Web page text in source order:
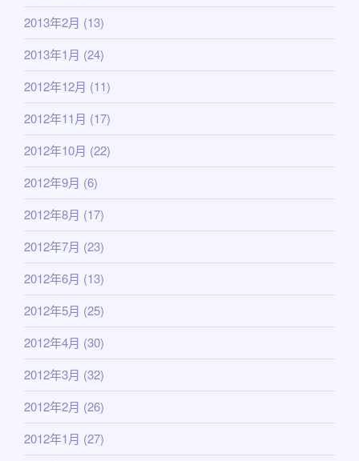
2013年2月 (13)
2013年1月 (24)
2012年12月 (11)
2012年11月 (17)
2012年10月 (22)
2012年9月 (6)
2012年8月 (17)
2012年7月 (23)
2012年6月 (13)
2012年5月 (25)
2012年4月 (30)
2012年3月 (32)
2012年2月 (26)
2012年1月 (27)